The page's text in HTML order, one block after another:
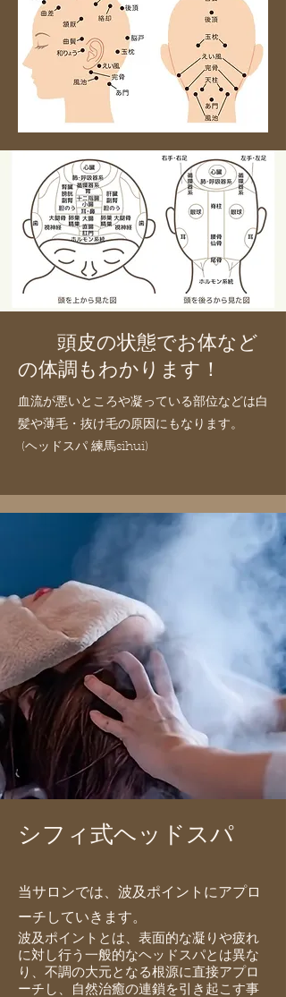
頭皮の状態でお体など
の体調もわかります！
血流が悪いところや凝っている部位などは白
髪や薄毛・抜け毛の原因にもなります。
(ヘッドスパ 練馬sihui)
シフィ式ヘッドスパ
​当サロンでは、波及ポイント にアプロ
ーチしていきます。
波及ポイントとは、表面的な凝りや疲れ
に対し行う一般的なヘッドスパとは異な
り、不調の大元となる根源に直接アプロ
ーチし、自然治癒の連鎖を引き起こす事